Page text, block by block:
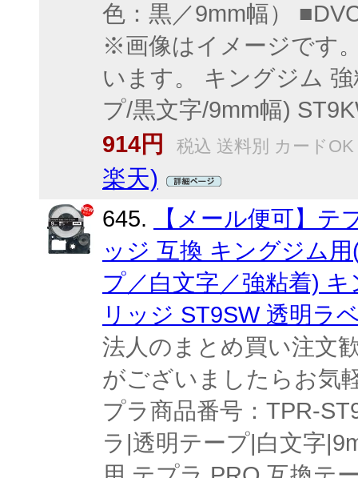
色：黒／9mm幅）
※画像はイメージです
います。 キングジム
プ/黒文字/9mm幅)
914円
税込 送料別 カードOK
楽天)
645.
【メール便可】
ッジ 互換 キングジム
プ／白文字／強粘着)
リッジ ST9SW 透明ラ
法人のまとめ買い注文
がございましたらお気
プラ商品番号：TPR-
ラ|透明テープ|白文字